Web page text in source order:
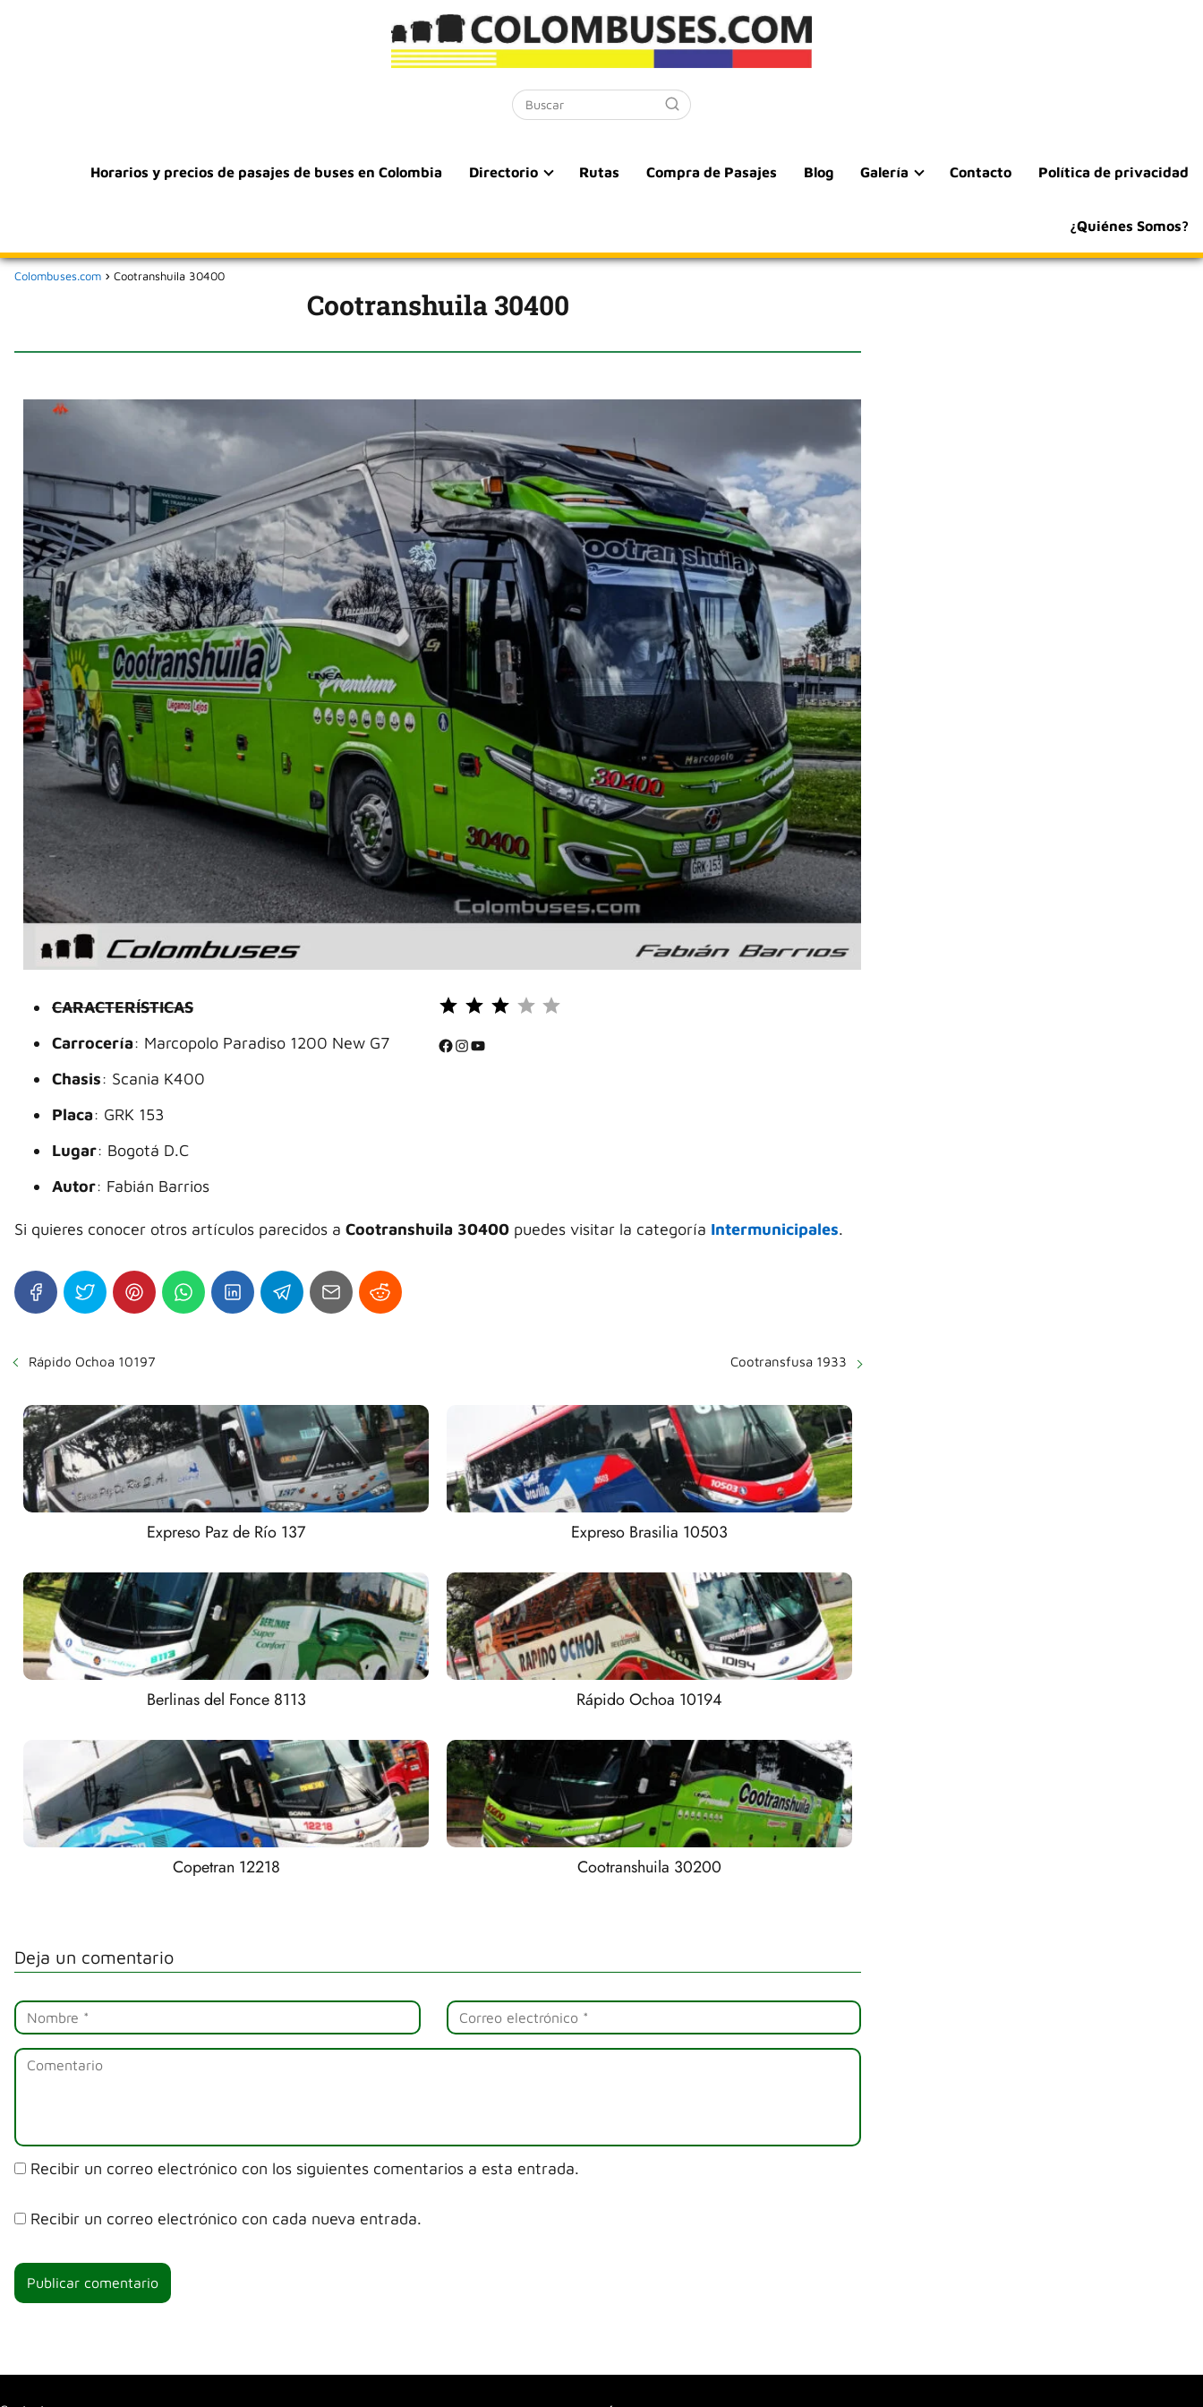
Horarios y precios de pasajes de buses en Colombia Directorio Rutas Compra de Pasajes Blog Galería Contacto Política de privacidad
¿Quiénes Somos?
Colombuses.com Cootranshuila 30400
Cootranshuila 30400
CARACTERÍSTICAS
Carrocería: Marcopolo Paradiso 1200 New G7
Chasis: Scania K400
Placa: GRK 153
Lugar: Bogotá D.C
Autor: Fabián Barrios
⭐
⭐
Facebook InstagramYouTube
Si quieres conocer otros artículos parecidos a Cootranshuila 30400 puedes visitar la categoría Intermunicipales.
Rápido Ochoa 10197 Cootransfusa 1933
Expreso Paz de Río 137 Expreso Brasilia 10503
Berlinas del Fonce 8113 Rápido Ochoa 10194
Copetran 12218 Cootranshuila 30200
Deja un comentario
Recibir un correo electrónico con los siguientes comentarios a esta entrada.
Recibir un correo electrónico con cada nueva entrada.